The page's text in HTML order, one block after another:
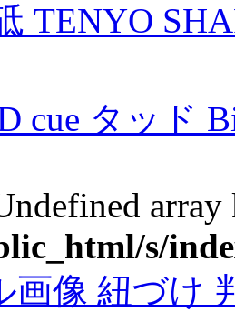
TENYO
cue タッド
s/
画像 紐づけ